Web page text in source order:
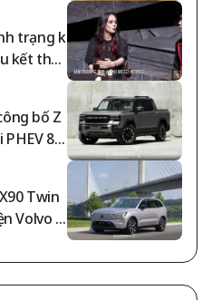
trạng k
kết thúc
bố Z
89
Twin
Volvo t